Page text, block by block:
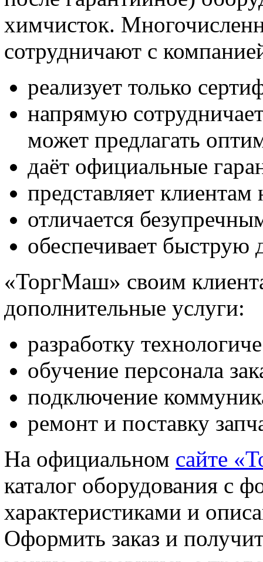
химчисток.
сотрудничают с
реализует только
напрямую
может предлагать
даёт официальные
представляет
отличается
обеспечивает быструю
«ТоргМаш» своим
дополнительные услуги:
разработку
обучение персонала
подключение
ремонт и поставку
На официальном сайте
каталог оборудования с
характеристиками и
Оформить заказ и